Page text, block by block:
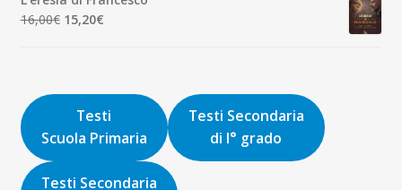
era:
9,00€.
è:
8,55€.
16,00€ Il
16,00€.
15,20€Il
15,20€.
Testi
Scuola Primaria
Testi Secondaria
di I° grado
Testi Secondaria